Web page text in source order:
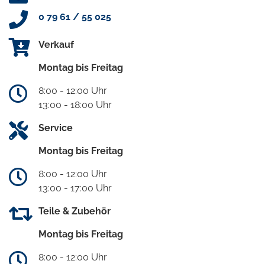
0 79 61 / 55 025
Verkauf
Montag bis Freitag
8:00 - 12:00 Uhr
13:00 - 18:00 Uhr
Service
Montag bis Freitag
8:00 - 12:00 Uhr
13:00 - 17:00 Uhr
Teile & Zubehör
Montag bis Freitag
8:00 - 12:00 Uhr